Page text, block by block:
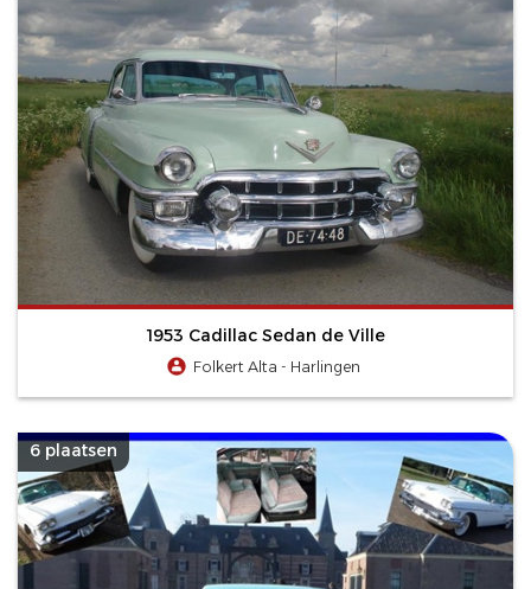
1953 Cadillac Sedan de Ville
Folkert Alta - Harlingen
6 plaatsen